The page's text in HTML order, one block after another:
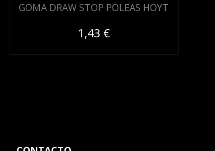
GOMA DRAW STOP POLEAS HOYT
1,43 €